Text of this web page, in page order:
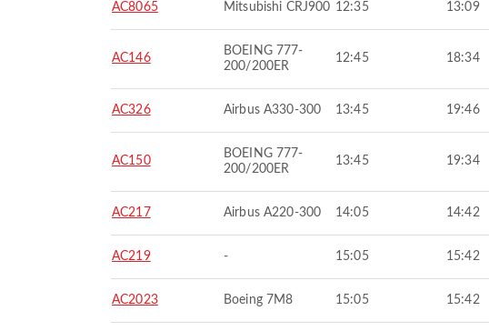
AC8065 Mitsubishi CRJ900 12:35 13:09
AC146
BOEING 777-
200/200ER
12:45 18:34
AC326 Airbus A330-300 13:45 19:46
AC150
BOEING 777-
200/200ER
13:45 19:34
AC217 Airbus A220-300 14:05 14:42
AC219 - 15:05 15:42
AC2023 Boeing 7M8 15:05 15:42